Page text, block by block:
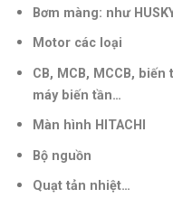
Bơm màng: như
Motor các loại
CB, MCB, MCCB,
máy biến tần…
Màn hình HITACHI
Bộ nguồn
Quạt tản nhiệt…